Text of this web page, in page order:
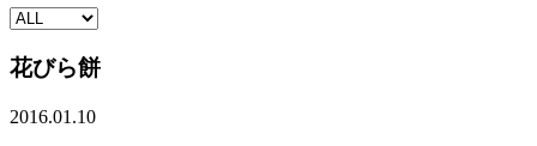
花びら餅
2016.01.10